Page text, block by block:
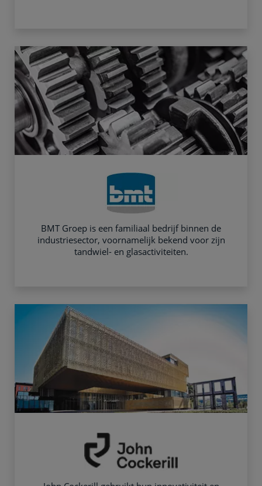
BMT Groep is een familiaal bedrijf binnen de
industriesector, voornamelijk bekend voor zijn
tandwiel- en glasactiviteiten.